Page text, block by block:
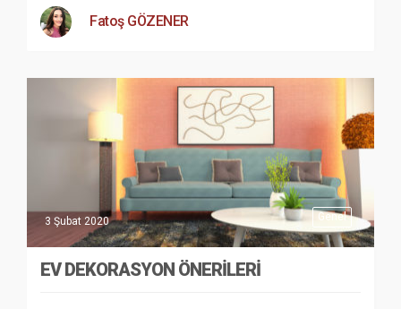
Fatoş GÖZENER
Genel
3 Şubat 2020
EV DEKORASYON ÖNERILERI